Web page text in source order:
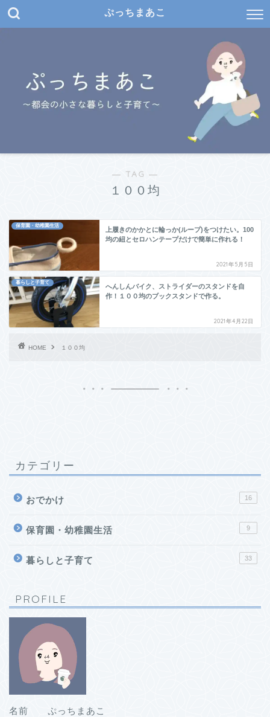
ぷっちまあこ
― TAG ―
１００均
保育園・幼稚園生活
上履きのかかとに輪っか(ループ)をつけたい。100
均の紐とセロハンテープだけで簡単に作れる！
2021年5月5日
暮らしと子育て
へんしんバイク、ストライダーのスタンドを自
作！１００均のブックスタンドで作る。
2021年4月22日
HOME １００均
カテゴリー
おでかけ 16
保育園・幼稚園生活 9
暮らしと子育て 33
PROFILE
名前 ぷっちまあこ